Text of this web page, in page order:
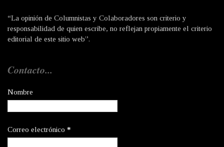
“La opinión de Columnistas y Colaboradores son criterio y
responsabilidad de quien escribe, no reflejan propiamente el criterio
editorial de este sitio web”.
Contacto...
Nombre
Correo electrónico *